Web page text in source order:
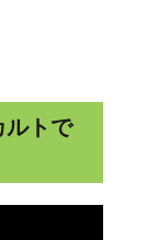
ルトで